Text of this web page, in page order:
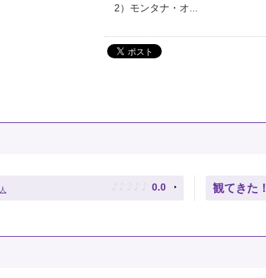
2）モンタナ・オ...
人 ♪ ♪ ♪ ♪ ♪ 0.0 観てきた！